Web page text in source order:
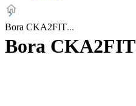
Bora CKA2FIT
Bora CKA2FIT